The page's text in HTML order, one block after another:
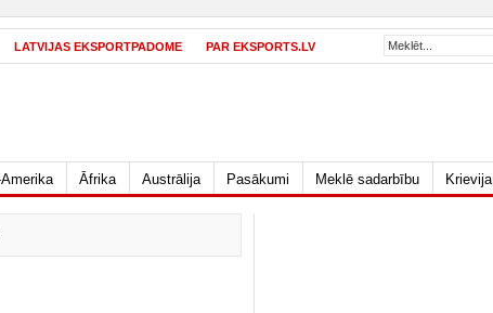
LATVIJAS EKSPORTPADOME PAR EKSPORTS.LV
Amerika Āfrika Austrālija Pasākumi Meklē sadarbību Krievija